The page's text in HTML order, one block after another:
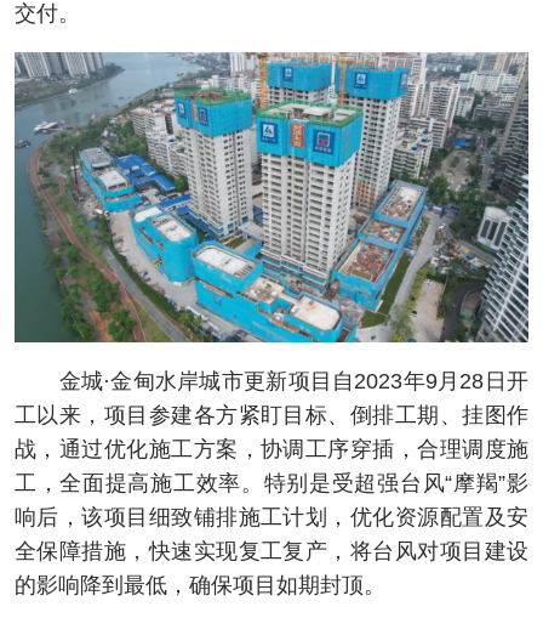
交付。
金城·金甸水岸城市更新项目自2023年9月28日开
工以来，项目参建各方紧盯目标、倒排工期、挂图作
战，通过优化施工方案，协调工序穿插，合理调度施
工，全面提高施工效率。特别是受超强台风“摩羯”影
响后，该项目细致铺排施工计划，优化资源配置及安
全保障措施，快速实现复工复产，将台风对项目建设
的影响降到最低，确保项目如期封顶。